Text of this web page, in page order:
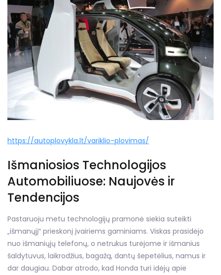
https://autoplovykla.lt/variklio-plovimas/
Išmaniosios Technologijos
Automobiliuose: Naujovės ir
Tendencijos
Pastaruoju metu technologijų pramonė siekia suteikti
„išmanųjį“ prieskonį įvairiems gaminiams. Viskas prasidėjo
nuo išmaniųjų telefonų, o netrukus turėjome ir išmanius
šaldytuvus, laikrodžius, bagažą, dantų šepetėlius, namus ir
dar daugiau. Dabar atrodo, kad Honda turi idėjų apie